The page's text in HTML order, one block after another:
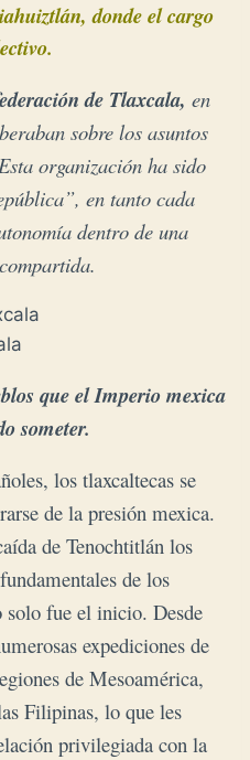
donde el cargo
de Tlaxcala, en
sobre los asuntos
organización ha sido
en tanto cada
dentro de una
que el Imperio mexica
someter.
los tlaxcaltecas se
de la presión mexica.
de Tenochtitlánlos
de los
solo fue el inicio. Desde
expediciones de
de Mesoamérica,
Filipinas, lo que les
privilegiada con la